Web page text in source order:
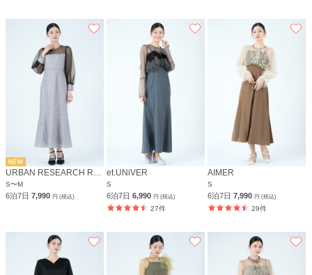
S〜M
6泊7日 7,990 円 (税込)
et.UNiVER
S
6泊7日6,990円 (税込)
27件
AIMER
S
6泊7日7,990円 (税込)
29件